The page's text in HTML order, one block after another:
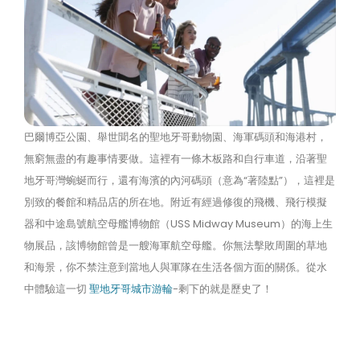
巴爾博亞公園、舉世聞名的聖地牙哥動物園、海軍碼頭和海港村，
無窮無盡的有趣事情要做。這裡有一條木板路和自行車道，沿著聖
地牙哥灣蜿蜒而行，還有海濱的內河碼頭（意為“著陸點”），這裡是
別致的餐館和精品店的所在地。附近有經過修復的飛機、飛行模擬
器和中途島號航空母艦博物館（USS Midway Museum）的海上生
物展品，該博物館曾是一艘海軍航空母艦。你無法擊敗周圍的草地
和海景，你不禁注意到當地人與軍隊在生活各個方面的關係。從水
中體驗這一切 聖地牙哥城市游輪-剩下的就是歷史了！